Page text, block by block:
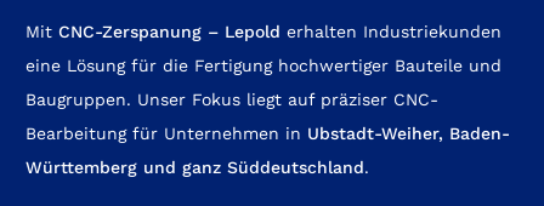
Mit CNC-Zerspanung – Lepold erhalten Industriekunden
eine Lösung für die Fertigung hochwertiger Bauteile und
Baugruppen. Unser Fokus liegt auf präziser CNC-
Bearbeitung für Unternehmen in Ubstadt-Weiher, Baden-
Württemberg und ganz Süddeutschland.